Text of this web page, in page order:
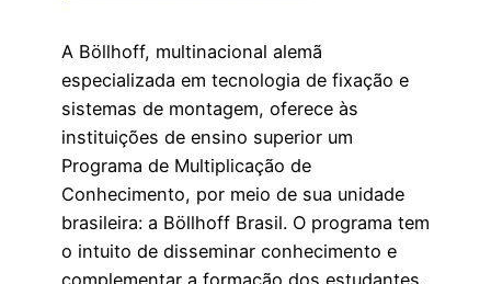
A Böllhoff, multinacional alemã
especializada em tecnologia de fixação e
sistemas de montagem, oferece às
instituições de ensino superior um
Programa de Multiplicação de
Conhecimento, por meio de sua unidade
brasileira: a Böllhoff Brasil. O programa tem
o intuito de disseminar conhecimento e
complementar a formação dos estudantes,